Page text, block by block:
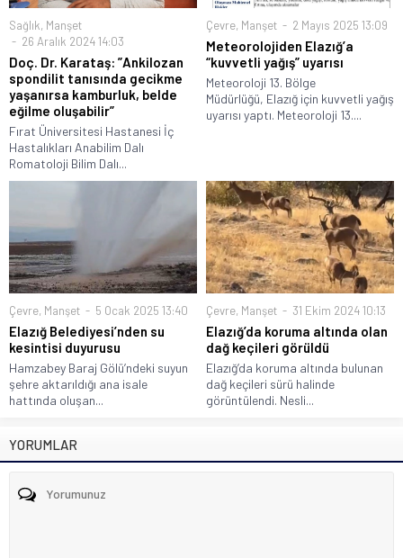
Sağlık, Manşet
26 Aralık 2024 14:03
Doç. Dr. Karataş: ”Ankilozan
spondilit tanısında gecikme
yaşanırsa kamburluk, belde
eğilme oluşabilir”
Fırat Üniversitesi Hastanesi İç
Hastalıkları Anabilim Dalı
Romatoloji Bilim Dalı...
Çevre, Manşet 2 Mayıs 2025 13:09
Meteorolojiden Elazığ’a
“kuvvetli yağış” uyarısı
Meteoroloji 13. Bölge
Müdürlüğü, Elazığ için kuvvetli yağış
uyarısı yaptı. Meteoroloji 13....
Çevre, Manşet 5 Ocak 2025 13:40
Elazığ Belediyesi’nden su
kesintisi duyurusu
Hamzabey Baraj Gölü’ndeki suyun
şehre aktarıldığı ana isale
hattında oluşan...
Çevre, Manşet 31 Ekim 2024 10:13
Elazığ’da koruma altında olan
dağ keçileri görüldü
Elazığ’da koruma altında bulunan
dağ keçileri sürü halinde
görüntülendi. Nesli...
YORUMLAR